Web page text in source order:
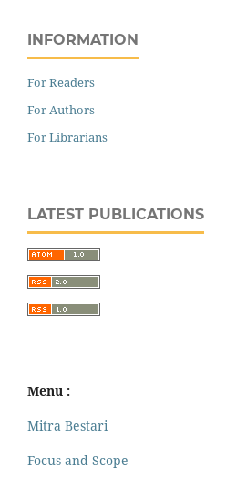
INFORMATION
For Readers
For Authors
For Librarians
LATEST PUBLICATIONS
Menu :
Mitra Bestari
Focus and Scope